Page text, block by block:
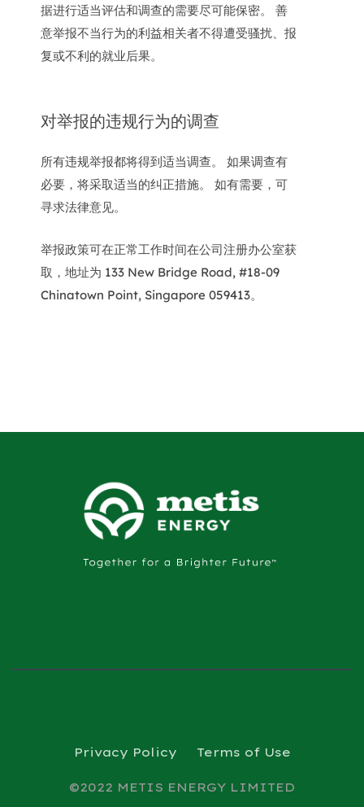
据进行适当评估和调查的需要尽可能保密。 善
意举报不当行为的利益相关者不得遭受骚扰、报
复或不利的就业后果。
对举报的违规行为的调查
所有违规举报都将得到适当调查。 如果调查有
必要，将采取适当的纠正措施。 如有需要，可
寻求法律意见。
举报政策可在正常工作时间在公司注册办公室获
取，地址为 133 New Bridge Road, #18-09
Chinatown Point, Singapore 059413。
Privacy Policy Terms of Use
©2022 METIS ENERGY LIMITED